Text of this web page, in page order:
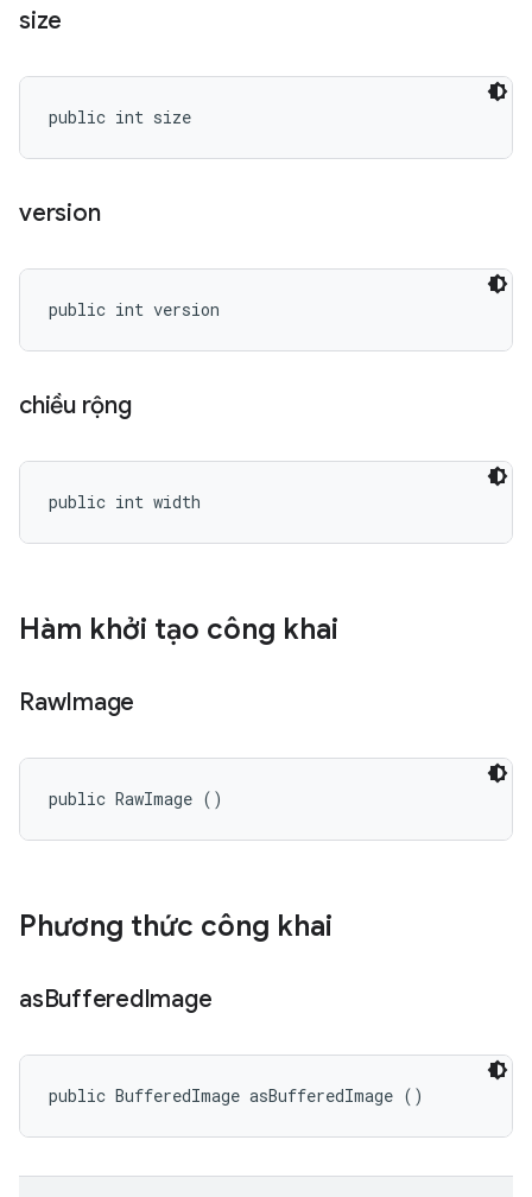
size
public int size
version
public int version
chiều rộng
public int width
Hàm khởi tạo công khai
RawImage
public RawImage ()
Phương thức công khai
asBufferedImage
public BufferedImage asBufferedImage ()